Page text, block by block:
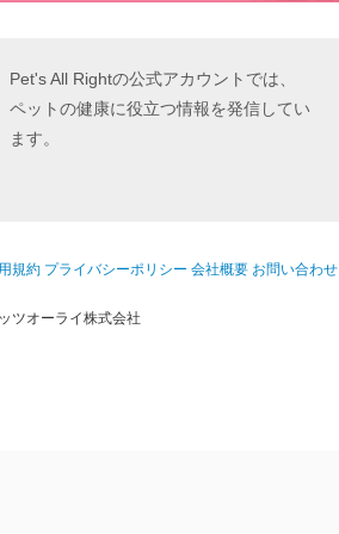
Pet's All Rightの公式アカウントでは、
ペットの健康に役立つ情報を発信してい
ます。
規約 プライバシーポリシー 会社概要 お問い合わせ
ツオーライ株式会社